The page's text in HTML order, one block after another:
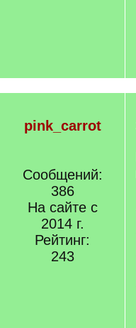
pink_carrot
Сообщений:
386
На сайте с
2014 г.
Рейтинг:
243